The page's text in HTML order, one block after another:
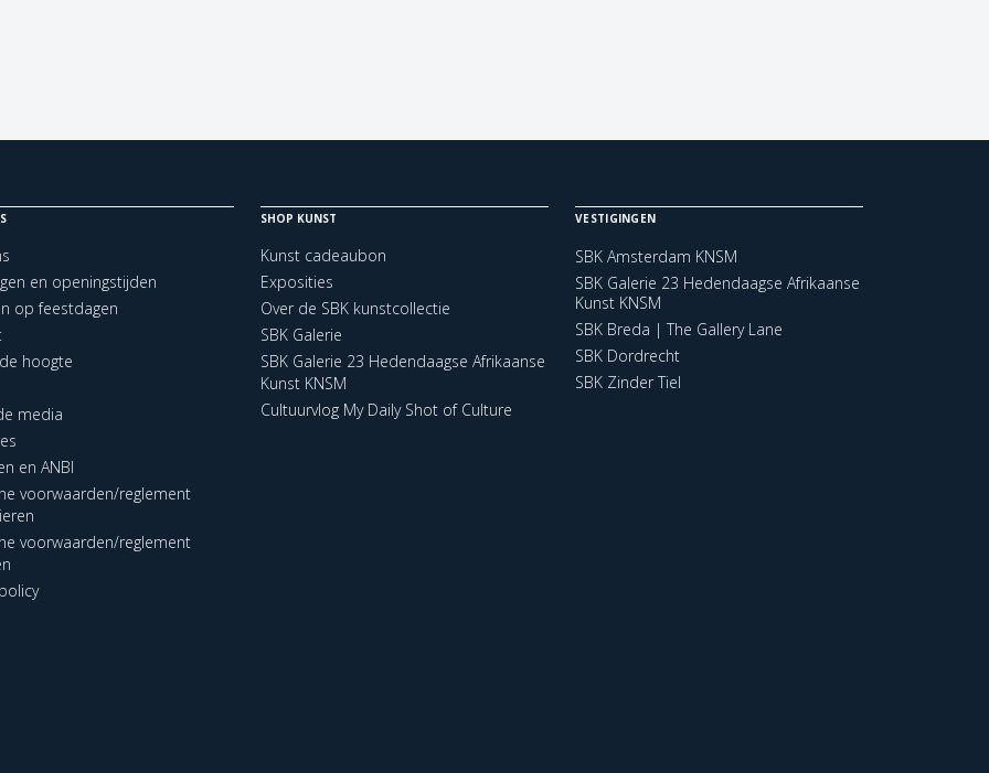
en openingstijden
op feestdagen
hoogte
media
en ANBI
voorwaarden/reglement
voorwaarden/reglement
SHOP KUNST
Kunst cadeaubon
Exposities
Over de SBK kunstcollectie
SBK Galerie
SBK Galerie 23 Hedendaagse Afrikaanse
Kunst KNSM
Cultuurvlog My Daily Shot of Culture
VESTIGINGEN
SBK Amsterdam KNSM
SBK Galerie 23 Hedendaagse Afrikaanse
Kunst KNSM
SBK Breda | The Gallery Lane
SBK Dordrecht
SBK Zinder Tiel